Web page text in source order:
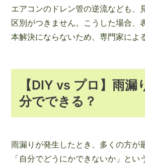
エアコンのドレン管の逆流なども、
区別がつきません。こうした場合、
本解決にならないため、専門家によ
【DIY vs プロ】雨漏
分でできる？
雨漏りが発生したとき、多くの方が
「自分でどうにかできないか」とい